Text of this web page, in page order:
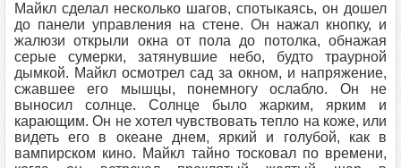
Майкл сделал несколько шагов, спотыкаясь, он дошел
до панели управления на стене. Он нажал кнопку, и
жалюзи открыли окна от пола до потолка, обнажая
серые сумерки, затянувшие небо, будто траурной
дымкой. Майкл осмотрел сад за окном, и напряжение,
сжавшее его мышцы, понемногу ослабло. Он не
выносил солнце. Солнце было жарким, ярким и
карающим. Он не хотел чувствовать тепло на коже, или
видеть его в океане днем, яркий и голубой, как в
вампирском кино. Майкл тайно тосковал по времени,